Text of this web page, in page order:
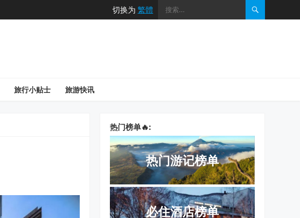
切换为 繁體
旅行小贴士 旅游快讯
热门榜单 :
热门游记榜单
必住酒店榜单